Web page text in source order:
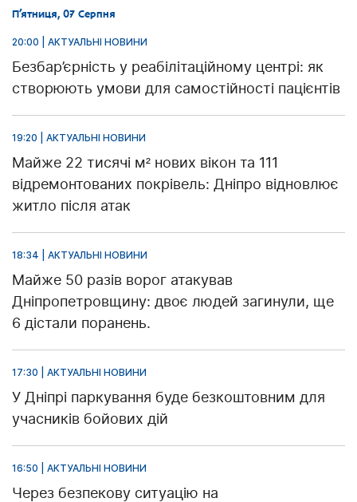
П’ятниця, 07 Серпня
20:00 | АКТУАЛЬНІ НОВИНИ
Безбар’єрність у реабілітаційному центрі: як
створюють умови для самостійності пацієнтів
19:20 | АКТУАЛЬНІ НОВИНИ
Майже 22 тисячі м² нових вікон та 111
відремонтованих покрівель: Дніпро відновлює
житло після атак
18:34 | АКТУАЛЬНІ НОВИНИ
Майже 50 разів ворог атакував
Дніпропетровщину: двоє людей загинули, ще
6 дістали поранень.
17:30 | АКТУАЛЬНІ НОВИНИ
У Дніпрі паркування буде безкоштовним для
учасників бойових дій
16:50 | АКТУАЛЬНІ НОВИНИ
Через безпекову ситуацію на